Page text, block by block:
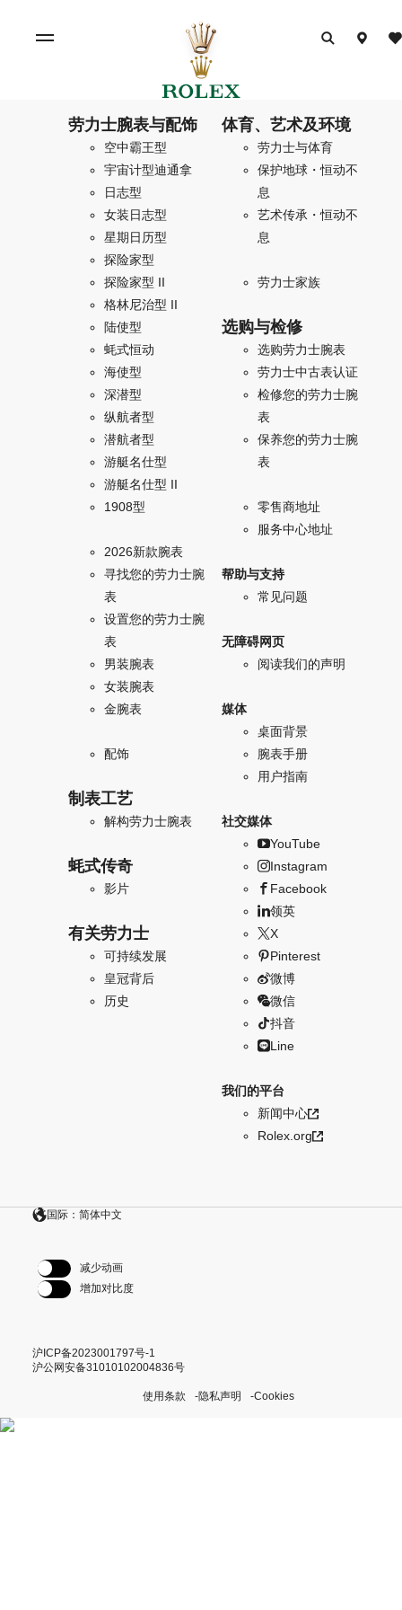
劳力士腕表与配饰
空中霸王型
宇宙计型迪通拿
日志型
女装日志型
星期日历型
探险家型
探险家型 II
格林尼治型 II
陆使型
蚝式恒动
海使型
深潜型
纵航者型
潜航者型
游艇名仕型
游艇名仕型 II
1908型
2026新款腕表
寻找您的劳力士腕
表
设置您的劳力士腕
表
男装腕表
女装腕表
金腕表
配饰
制表工艺
解构劳力士腕表
蚝式传奇
影片
有关劳力士
可持续发展
皇冠背后
历史
体育、艺术及环境
劳力士与体育
保护地球・恒动不
息
艺术传承・恒动不
息
劳力士家族
选购与检修
选购劳力士腕表
劳力士中古表认证
检修您的劳力士腕
表
保养您的劳力士腕
表
零售商地址
服务中心地址
帮助与支持
常见问题
无障碍网页
阅读我们的声明
媒体
桌面背景
腕表手册
用户指南
社交媒体
YouTube
Instagram
Facebook
领英
X
Pinterest
微博
微信
抖音
Line
我们的平台
新闻中心
Rolex.org
国际：简体中文
减少动画
增加对比度
沪ICP备2023001797号-1
沪公网安备31010102004836号
使用条款 隐私声明 Cookies